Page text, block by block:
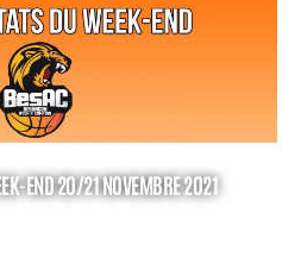
END 20/21 NOVEMBRE 2021